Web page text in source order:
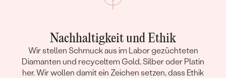
Nachhaltigkeit und Ethik
Wir stellen Schmuck aus im Labor gezüchteten
Diamanten und recyceltem Gold, Silber oder Platin
her. Wir wollen damit ein Zeichen setzen, dass Ethik